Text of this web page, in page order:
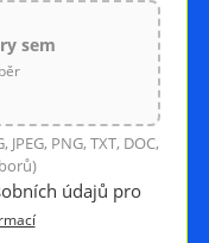
sem
PNG, TXT, DOC,
údajů pro